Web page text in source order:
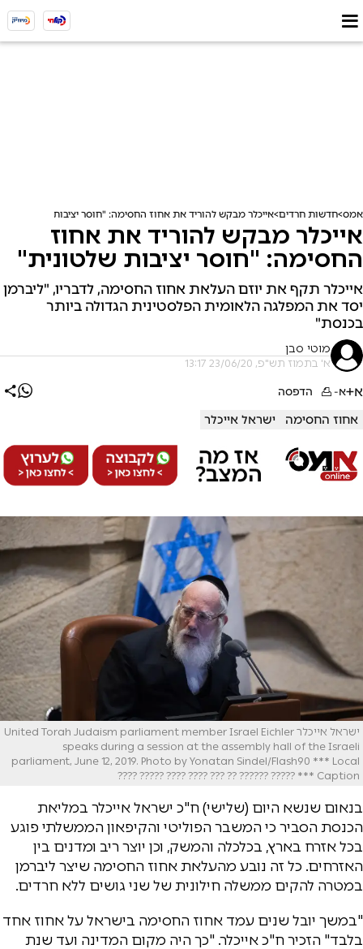
אמס חדשות חרדים אייכלר מבקש להוריד את אחוז החסימה: "חוסר יציבות שלטונית"
אייכלר מבקש להוריד את אחוז
החסימה: "חוסר יציבות שלטונית"
אייכלר תקף את יוזם העלאת אחוז החסימה, לדבריו, "ליברמן
יסד את המפלגה הלאומית הפלסטינית הגדולה ביותר
בכנסת"
מוטי סבן
א' בתמוז תש"פ, 23/06/20 13:17
א+א- הדפסה
אחוז החסימה ישראל אייכלר
ישראל אייכלר United Torah Judaism parliament member Israel Eichler
speaks during a session at the assembly hall of the Israeli
parliament, June 12, 2019. Photo by Yonatan Sindel/Flash90 *** Local
Caption *** ????? ?????? ?? ??? ???? ???? ????? ????
בנאום שנשא היום (שלישי) ח"כ ישראל אייכלר במליאת
הכנסת הסביר כי המשבר הפוליטי והקיפאון הממשלתי פוגע
בכל אזרח בארץ, בכלכלה והמשק, וכן יוצר ריב ומדנים בין
האזרחים. כל זה נובע מהעלאת אחוז החסימה שיצר ליברמן
במטרה להקים ממשלה חילונית של שני גושים ללא חרדים.
"במשך יובל שנים עמד אחוז החסימה בישראל על אחוז אחד
בלבד" הזכיר ח"כ אייכלר. "כך היה מקום המדינה ועד שנת